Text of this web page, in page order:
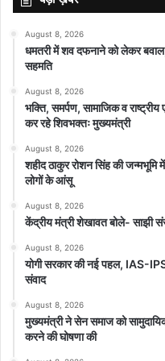
5. अपराध :
बढ़ता अपराध ग्राफ,
मुद्दा है। सीधी जिले में एक व्यक्ति
घटना ने राज्य को झकझोर कर रख
चौहान ने आदिवासी व्यक्ति के पैर
6. प्रोजेक्ट चीता :
की मौत ने दुनिया के जमीन पर
लाने के कार्यक्रम पर सवाल खड़े कर
चर्चा का विषय बन गया है।
और कार्यान्वयन के तरीके पर सवाल
7. किसान : राज्य में कृषि संबंधी मुद्दे
दलों ने किसानों को लुभाने की
August 8, 2026
धमतरी में शव दफनाने को लेकर
सहमति
August 8, 2026
भक्ति, समर्पण, सामाजिक व
कर रहे शिवभक्तः मुख्यमंत्री
August 8, 2026
शहीद ठाकुर रोशन सिंह की
लोगों के आंसू
August 8, 2026
केंद्रीय मंत्री शेखावत बोले- साझी
August 8, 2026
योगी सरकार की नई पहल, IAS-IPS
संवाद
August 8, 2026
मुख्यमंत्री ने सेन समाज को
करने की घोषणा की